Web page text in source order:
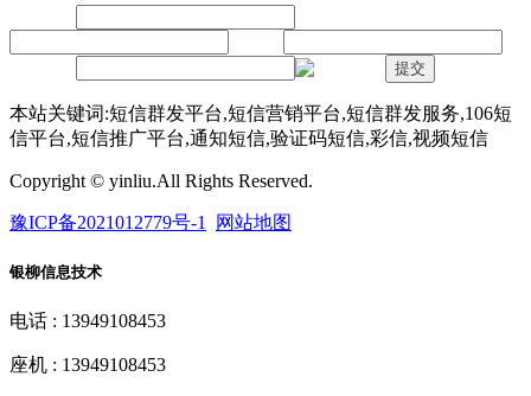
提交
本站关键词:短信群发平台,短信营销平台,短信群发服务,106短
信平台,短信推广平台,通知短信,验证码短信,彩信,视频短信
Copyright © yinliu.All Rights Reserved.
豫ICP备2021012779号-1 网站地图
银柳信息技术
电话 : 13949108453
座机 : 13949108453